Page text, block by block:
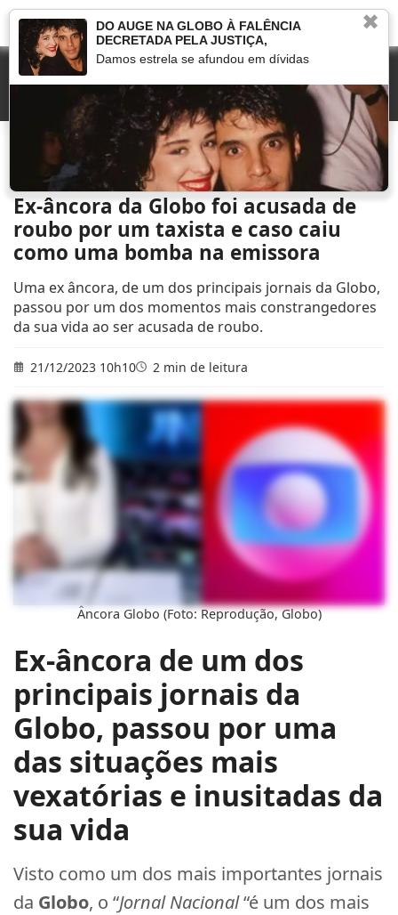
Marcou na TV »
Ex-âncora da Globo foi acusada de roubo por um taxista e
caso caiu como uma bomba na emissora
Ex-âncora da Globo foi acusada de
roubo por um taxista e caso caiu
como uma bomba na emissora
Uma ex âncora, de um dos principais jornais da Globo,
passou por um dos momentos mais constrangedores
da sua vida ao ser acusada de roubo.
21/12/2023 10h10 2 min de leitura
Âncora Globo (Foto: Reprodução, Globo)
Ex-âncora de um dos
principais jornais da
Globo, passou por uma
das situações mais
vexatórias e inusitadas da
sua vida
Visto como um dos mais importantes jornais
da Globo, o “Jornal Nacional“é um dos mais
✖
DO AUGE NA GLOBO À FALÊNCIA
DECRETADA PELA JUSTIÇA,
Damos estrela se afundou em dívidas